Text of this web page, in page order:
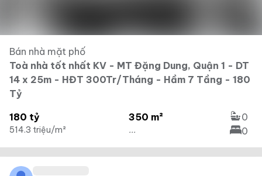
Bán nhà mặt phố
Toà nhà tốt nhất KV - MT Đặng Dung, Quận 1 - DT
14 x 25m - HĐT 300Tr/Tháng - Hầm 7 Tầng - 180
Tỷ
180 tỷ
514.3 triệu/m²
350 m²
...
0
0